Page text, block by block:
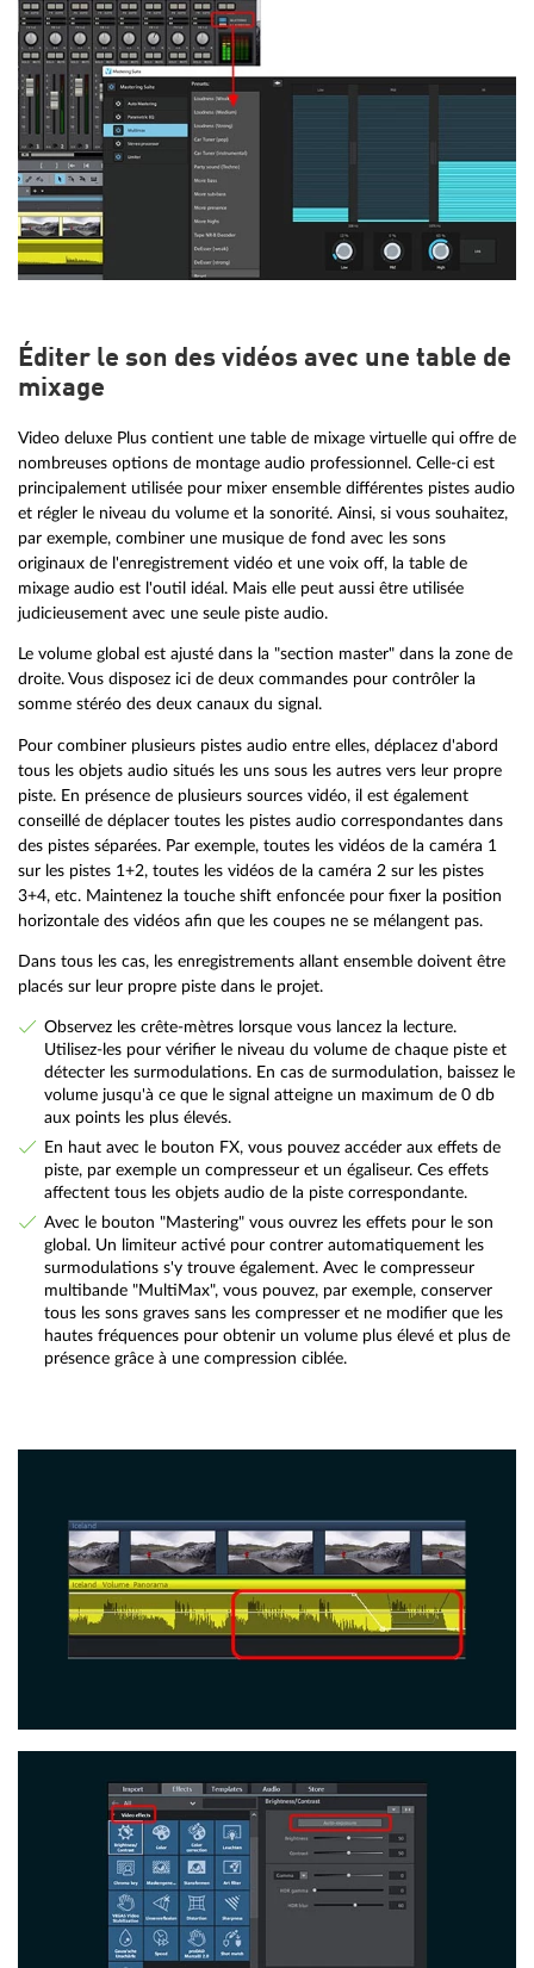
Éditer le son des vidéos avec une table de
mixage
Video deluxe Plus contient une table de mixage virtuelle qui offre de
nombreuses options de montage audio professionnel. Celle-ci est
principalement utilisée pour mixer ensemble différentes pistes audio
et régler le niveau du volume et la sonorité. Ainsi, si vous souhaitez,
par exemple, combiner une musique de fond avec les sons
originaux de l'enregistrement vidéo et une voix off, la table de
mixage audio est l'outil idéal. Mais elle peut aussi être utilisée
judicieusement avec une seule piste audio.
Le volume global est ajusté dans la "section master" dans la zone de
droite. Vous disposez ici de deux commandes pour contrôler la
somme stéréo des deux canaux du signal.
Pour combiner plusieurs pistes audio entre elles, déplacez d'abord
tous les objets audio situés les uns sous les autres vers leur propre
piste. En présence de plusieurs sources vidéo, il est également
conseillé de déplacer toutes les pistes audio correspondantes dans
des pistes séparées. Par exemple, toutes les vidéos de la caméra 1
sur les pistes 1+2, toutes les vidéos de la caméra 2 sur les pistes
3+4, etc. Maintenez la touche shift enfoncée pour fixer la position
horizontale des vidéos afin que les coupes ne se mélangent pas.
Dans tous les cas, les enregistrements allant ensemble doivent être
placés sur leur propre piste dans le projet.
Observez les crête-mètres lorsque vous lancez la lecture.
Utilisez-les pour vérifier le niveau du volume de chaque piste et
détecter les surmodulations. En cas de surmodulation, baissez le
volume jusqu'à ce que le signal atteigne un maximum de 0 db
aux points les plus élevés.
En haut avec le bouton FX, vous pouvez accéder aux effets de
piste, par exemple un compresseur et un égaliseur. Ces effets
affectent tous les objets audio de la piste correspondante.
Avec le bouton "Mastering" vous ouvrez les effets pour le son
global. Un limiteur activé pour contrer automatiquement les
surmodulations s'y trouve également. Avec le compresseur
multibande "MultiMax", vous pouvez, par exemple, conserver
tous les sons graves sans les compresser et ne modifier que les
hautes fréquences pour obtenir un volume plus élevé et plus de
présence grâce à une compression ciblée.